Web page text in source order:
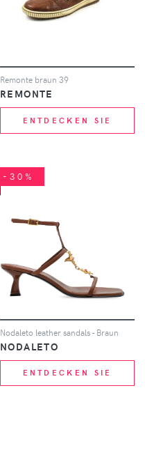
Remonte braun 39
REMONTE
ENTDECKEN SIE
-30%
Nodaleto leather sandals - Braun
NODALETO
ENTDECKEN SIE